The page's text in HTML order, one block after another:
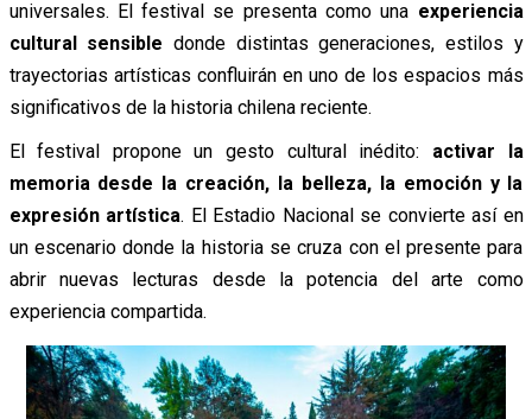
universales. El festival se presenta como una experiencia
cultural sensible donde distintas generaciones, estilos y
trayectorias artísticas confluirán en uno de los espacios más
significativos de la historia chilena reciente.
El festival propone un gesto cultural inédito: activar la
memoria desde la creación, la belleza, la emoción y la
expresión artística. El Estadio Nacional se convierte así en
un escenario donde la historia se cruza con el presente para
abrir nuevas lecturas desde la potencia del arte como
experiencia compartida.